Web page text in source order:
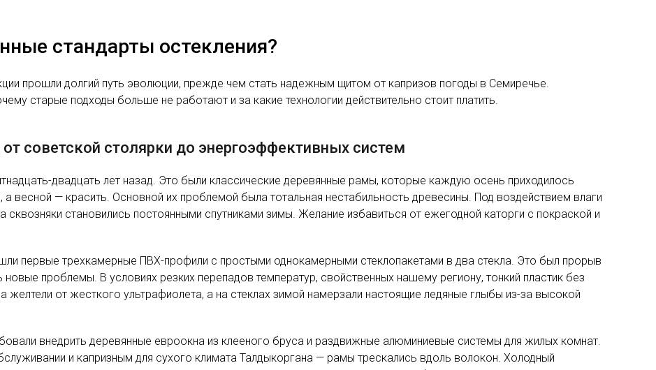
стандарты остекления?
прошли долгий путь эволюции, прежде чем стать надежным щитом от капризов погоды в Семиречье.
старые подходы больше не работают и за какие технологии действительно стоит платить.
советской столярки до энергоэффективных систем
двадцать лет назад. Это были классические деревянные рамы, которые каждую осень приходилось
весной — красить. Основной их проблемой была тотальная нестабильность древесины. Под воздействием влаги
становились постоянными спутниками зимы. Желание избавиться от ежегодной каторги с покраской и
первые трехкамерные ПВХ-профили с простыми однокамерными стеклопакетами в два стекла. Это был прорыв
проблемы. В условиях резких перепадов температур, свойственных нашему региону, тонкий пластик без
от жесткого ультрафиолета, а на стеклах зимой намерзали настоящие ледяные глыбы из-за высокой
внедрить деревянные евроокна из клееного бруса и раздвижные алюминиевые системы для жилых комнат.
и капризным для сухого климата Талдыкоргана — рамы трескались вдоль волокон. Холодный